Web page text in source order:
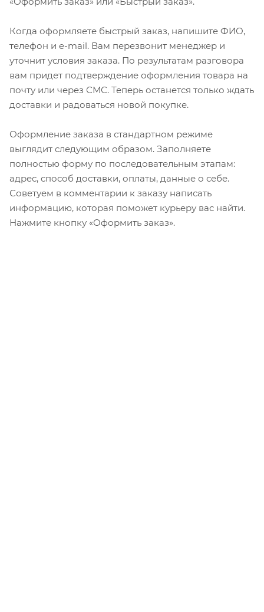
Когда оформляете быстрый заказ, напишите ФИО,
телефон и e-mail. Вам перезвонит менеджер и
уточнит условия заказа. По результатам разговора
вам придет подтверждение оформления товара на
почту или через СМС. Теперь останется только ждать
доставки и радоваться новой покупке.
Оформление заказа в стандартном режиме
выглядит следующим образом. Заполняете
полностью форму по последовательным этапам:
адрес, способ доставки, оплаты, данные о себе.
Советуем в комментарии к заказу написать
информацию, которая поможет курьеру вас найти.
Нажмите кнопку «Оформить заказ».